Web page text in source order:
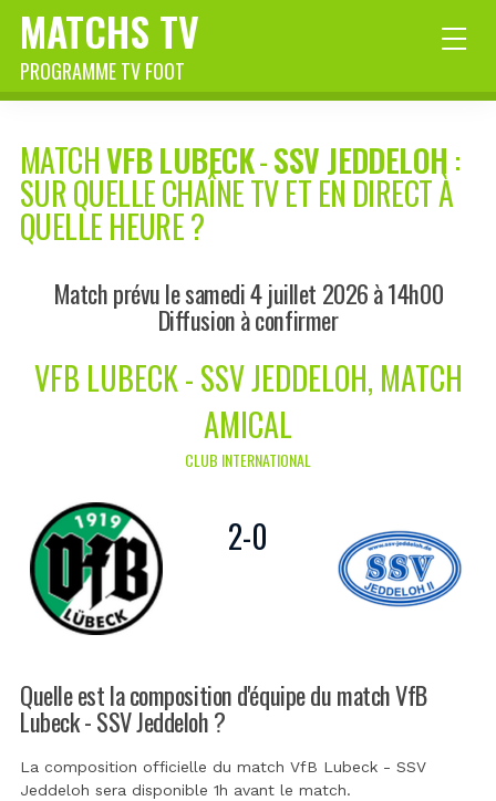
MATCHS TV
PROGRAMME TV FOOT
MATCHVFB LUBECK-SSV JEDDELOH :
SUR QUELLE CHAÎNE TV ET EN DIRECT À
QUELLE HEURE ?
Match prévu le samedi 4 juillet 2026 à 14h00
Diffusion à confirmer
VFB LUBECK - SSV JEDDELOH, MATCH
AMICAL
CLUB INTERNATIONAL
2-0
Quelle est la composition d'équipe du match VfB
Lubeck - SSV Jeddeloh ?
La composition officielle du match VfB Lubeck - SSV
Jeddeloh sera disponible 1h avant le match.